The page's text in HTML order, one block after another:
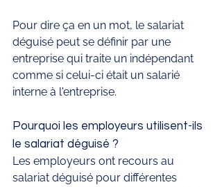
Pour dire ça en un mot, le salariat
déguisé peut se définir par une
entreprise qui traite un indépendant
comme si celui-ci était un salarié
interne à l'entreprise.
Pourquoi les employeurs utilisent-ils
le salariat déguisé ?
Les employeurs ont recours au
salariat déguisé pour différentes